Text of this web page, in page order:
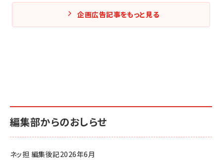
企画広告記事をもっと見る
編集部からのおしらせ
ネッ担 編集後記2026年6月